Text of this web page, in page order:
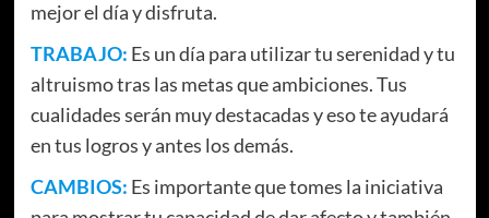
mejor el día y disfruta.
TRABAJO: Es un día para utilizar tu serenidad y tu
altruismo tras las metas que ambiciones. Tus
cualidades serán muy destacadas y eso te ayudará
en tus logros y antes los demás.
CAMBIOS: Es importante que tomes la iniciativa